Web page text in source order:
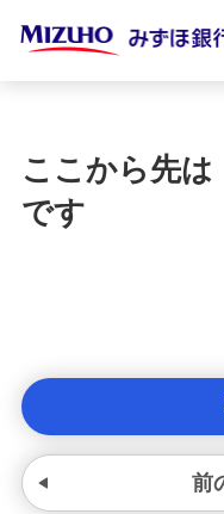
ここから先は
です
前